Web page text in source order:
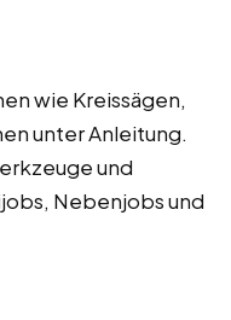
wie Kreissägen,
unter Anleitung.
und
Nebenjobs und